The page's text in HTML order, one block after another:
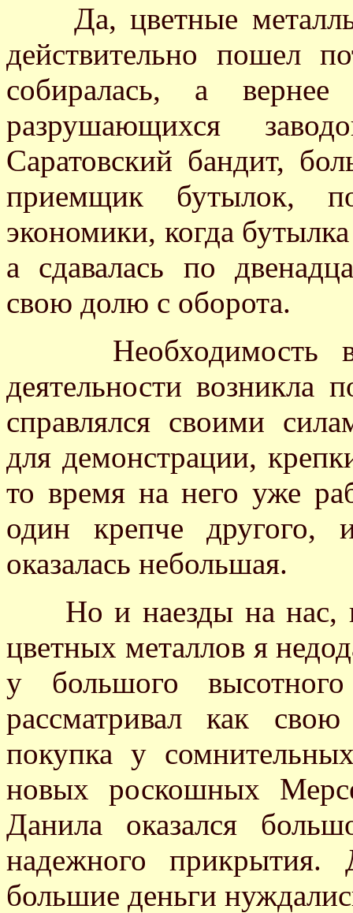
Да, цветные
действительно пошел
собиралась, а вернее
разрушающихся
Саратовский бандит,
приемщик бутылок,
экономики, когда
а сдавалась по
свою долю с оборота.
Необходимость в
деятельности возникла
справлялся своими
для демонстрации,
то время на него уже
один крепче другого,
оказалась небольшая.
Но и наезды на нас,
цветных металлов я
у большого
рассматривал как
покупка у
новых роскошных
Данила оказался
надежного
большие деньги